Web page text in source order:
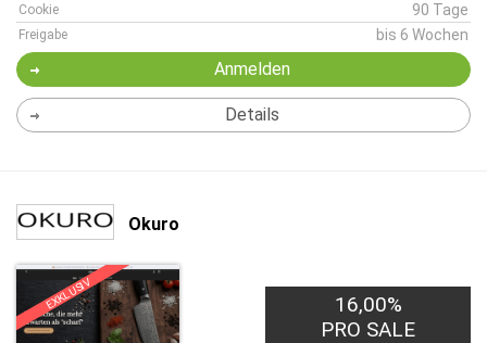
Cookie 90 Tage
Freigabe bis 6 Wochen
Anmelden
Details
Okuro
EXKLUSIV
16,00%
PRO SALE